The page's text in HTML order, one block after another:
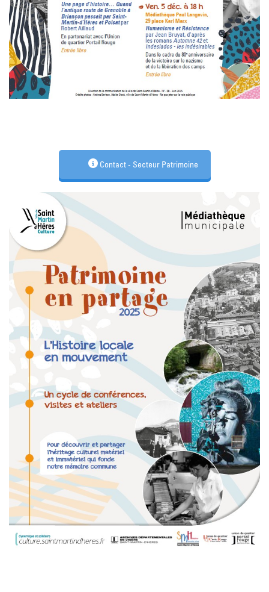
Contact - Secteur Patrimoine